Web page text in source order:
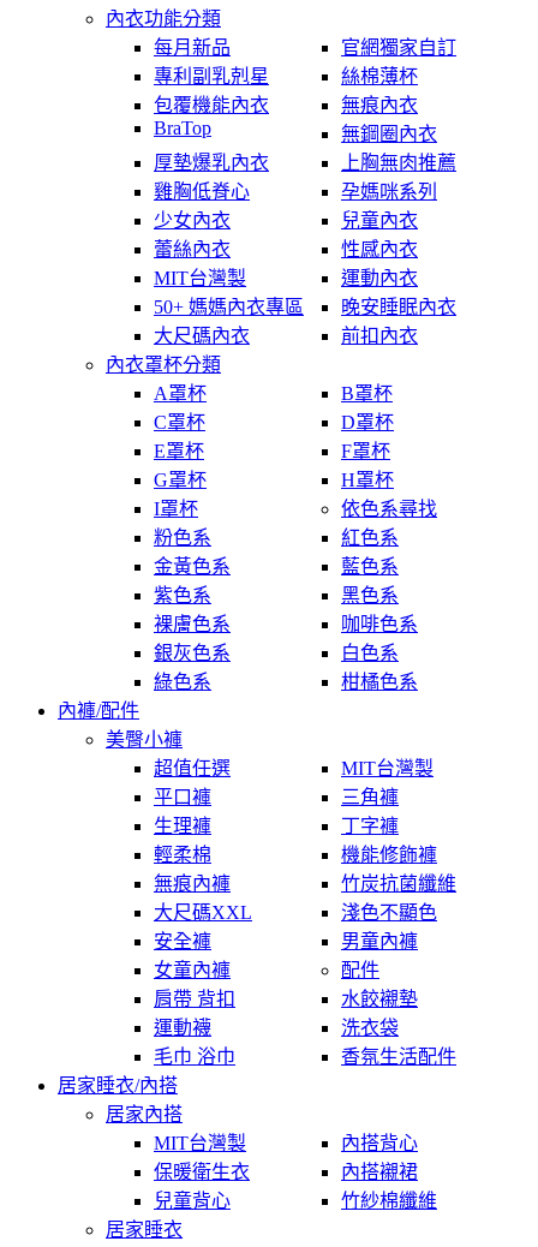
內衣功能分類
每月新品
官網獨家自訂
專利副乳剋星
絲棉薄杯
包覆機能內衣
無痕內衣
BraTop
無鋼圈內衣
厚墊爆乳內衣
上胸無肉推薦
雞胸低脊心
孕媽咪系列
少女內衣
兒童內衣
蕾絲內衣
性感內衣
MIT台灣製
運動內衣
50+ 媽媽內衣專區
晚安睡眠內衣
大尺碼內衣
前扣內衣
內衣罩杯分類
A罩杯
B罩杯
C罩杯
D罩杯
E罩杯
F罩杯
G罩杯
H罩杯
I罩杯
依色系尋找
粉色系
紅色系
金黃色系
藍色系
紫色系
黑色系
裸膚色系
咖啡色系
銀灰色系
白色系
綠色系
柑橘色系
內褲/配件
美臀小褲
超值任選
MIT台灣製
平口褲
三角褲
生理褲
丁字褲
輕柔棉
機能修飾褲
無痕內褲
竹炭抗菌纖維
大尺碼XXL
淺色不顯色
安全褲
男童內褲
女童內褲
配件
肩帶 背扣
水餃襯墊
運動襪
洗衣袋
毛巾 浴巾
香氛生活配件
居家睡衣/內搭
居家內搭
MIT台灣製
內搭背心
保暖衛生衣
內搭襯裙
兒童背心
竹紗棉纖維
居家睡衣